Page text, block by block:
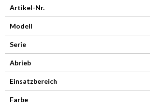
Artikel-Nr.
Modell
Serie
Abrieb
Einsatzbereich
Farbe